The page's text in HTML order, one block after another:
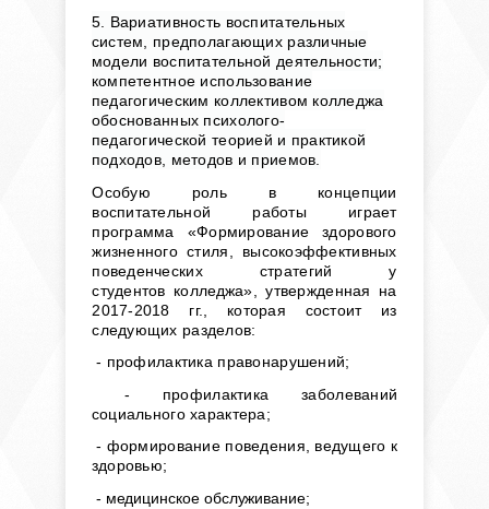
5. Вариативность воспитательных
систем, предполагающих различные
модели воспитательной деятельности;
компетентное использование
педагогическим коллективом колледжа
обоснованных психолого-
педагогической теорией и практикой
подходов, методов и приемов.
Особую роль в концепции
воспитательной работы играет
программа «Формирование здорового
жизненного стиля, высокоэффективных
поведенческих стратегий у
студентов колледжа», утвержденная на
2017-2018 гг., которая состоит из
следующих разделов:
- профилактика правонарушений;
- профилактика заболеваний
социального характера;
- формирование поведения, ведущего к
здоровью;
- медицинское обслуживание;